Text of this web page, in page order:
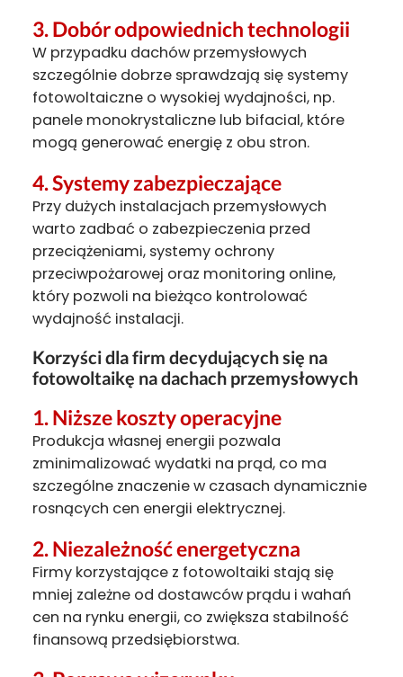
3.Dobór odpowiednich technologii
W przypadku dachów przemysłowych
szczególnie dobrze sprawdzają się systemy
fotowoltaiczne o wysokiej wydajności, np.
panele monokrystaliczne lub bifacial, które
mogą generować energię z obu stron.
4.Systemy zabezpieczające
Przy dużych instalacjach przemysłowych
warto zadbać o zabezpieczenia przed
przeciążeniami, systemy ochrony
przeciwpożarowej oraz monitoring online,
który pozwoli na bieżąco kontrolować
wydajność instalacji.
Korzyści dla firm decydujących się na
fotowoltaikę na dachach przemysłowych
1. Niższe koszty operacyjne
Produkcja własnej energii pozwala
zminimalizować wydatki na prąd, co ma
szczególne znaczenie w czasach dynamicznie
rosnących cen energii elektrycznej.
2. Niezależność energetyczna
Firmy korzystające z fotowoltaiki stają się
mniej zależne od dostawców prądu i wahań
cen na rynku energii, co zwiększa stabilność
finansową przedsiębiorstwa.